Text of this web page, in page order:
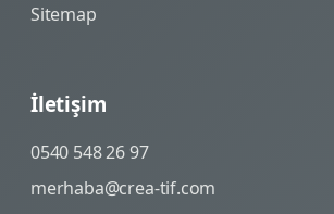
Sitemap
İletişim
0540 548 26 97
merhaba@crea-tif.com